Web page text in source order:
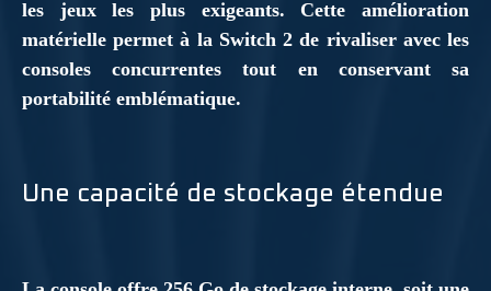
les jeux les plus exigeants. Cette amélioration
matérielle permet à la Switch 2 de rivaliser avec les
consoles concurrentes tout en conservant sa
portabilité emblématique.
Une capacité de stockage étendue